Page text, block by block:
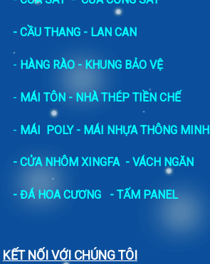
- CẦU THANG - LAN CAN
- HÀNG RÀO - KHUNG BẢO VỆ
- MÁI TÔN - NHÀ THÉP TIỀN CHẾ
- MÁI POLY - MÁI NHỰA THÔNG MINH
- CỬA NHÔM XINGFA - VÁCH NGĂN
- ĐÁ HOA CƯƠNG - TẤM PANEL
KẾT NỐI VỚI CHÚNG TÔI